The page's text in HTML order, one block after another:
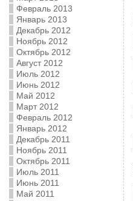
Февраль 2013
Январь 2013
Декабрь 2012
Ноябрь 2012
Октябрь 2012
Август 2012
Июль 2012
Июнь 2012
Май 2012
Март 2012
Февраль 2012
Январь 2012
Декабрь 2011
Ноябрь 2011
Октябрь 2011
Июль 2011
Июнь 2011
Май 2011